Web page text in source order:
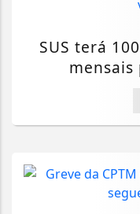
SUS terá